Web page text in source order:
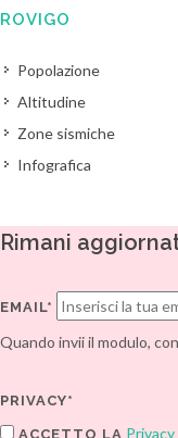
ROVIGO
Popolazione
Altitudine
Zone sismiche
Infografica
Rimani
EMAIL*
Quando invii il modulo,
PRIVACY*
ACCETTO LA